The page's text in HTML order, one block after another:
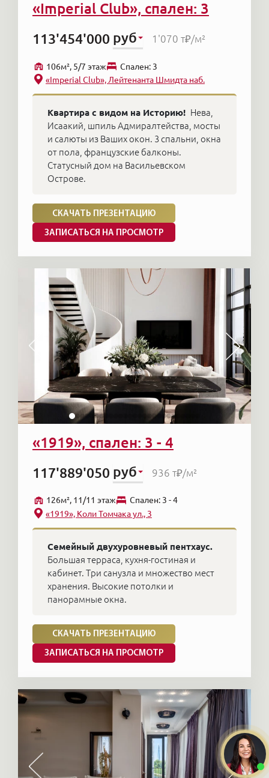
«Imperial Club», спален: 3
113'454'000 руб 1'070 т₽/м²
106м², 5/7 этаж
Cпален: 3
«Imperial Club», Лейтенанта Шмидта наб.
Квартира с видом на Историю! Нева,
Исаакий, шпиль Адмиралтейства, мосты
и салюты из Ваших окон. 3 спальни, окна
от пола, французские балконы.
Статусный дом на Васильевском
Острове.
СКАЧАТЬ ПРЕЗЕНТАЦИЮ
ЗАПИСАТЬСЯ НА ПРОСМОТР
«1919», спален: 3 - 4
117'889'050 руб 936 т₽/м²
126м², 11/11 этаж
Cпален: 3 - 4
«1919», Коли Томчака ул., 3
Семейный двухуровневый пентхаус.
Большая терраса, кухня-гостиная и
кабинет. Три санузла и множество мест
хранения. Высокие потолки и
панорамные окна.
СКАЧАТЬ ПРЕЗЕНТАЦИЮ
ЗАПИСАТЬСЯ НА ПРОСМОТР